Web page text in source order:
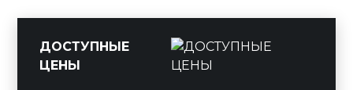
ДОСТУПНЫЕ
ЦЕНЫ